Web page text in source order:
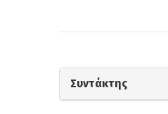
Συντάκτης